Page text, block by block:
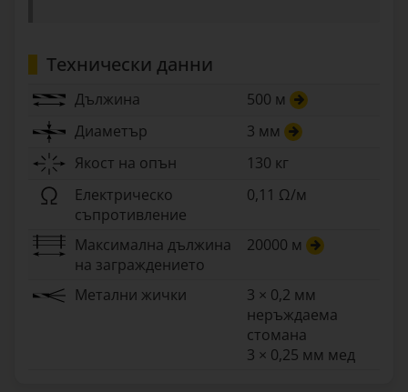
Технически данни
Дължина
500 м
Диаметър
3 мм
Якост на опън
130 кг
Електрическо
съпротивление
0,11 Ω/м
Максимална дължина
на заграждението
20000 м
Метални жички
3 × 0,2 мм
неръждаема
стомана
3 × 0,25 мм мед